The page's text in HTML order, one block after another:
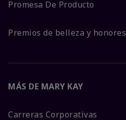
Promesa De Producto
Premios de belleza y honores
MÁS DE MARY KAY
Carreras Corporativas